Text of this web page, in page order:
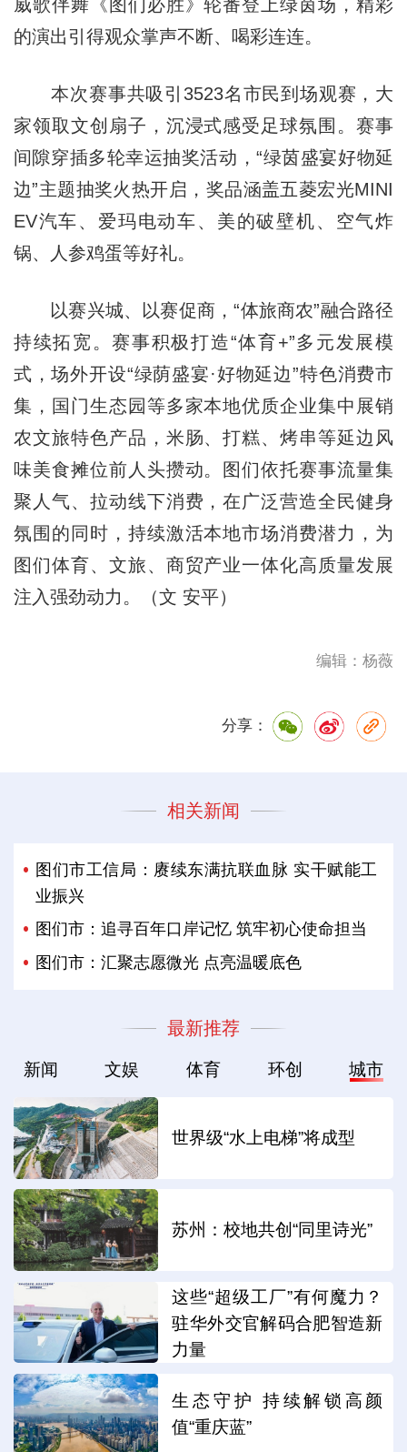
威歌伴舞《图们必胜》轮番登上绿茵场，精彩
的演出引得观众掌声不断、喝彩连连。
本次赛事共吸引3523名市民到场观赛，大
家领取文创扇子，沉浸式感受足球氛围。赛事
间隙穿插多轮幸运抽奖活动，“绿茵盛宴好物延
边”主题抽奖火热开启，奖品涵盖五菱宏光MINI
EV汽车、爱玛电动车、美的破壁机、空气炸
锅、人参鸡蛋等好礼。
以赛兴城、以赛促商，“体旅商农”融合路径
持续拓宽。赛事积极打造“体育+”多元发展模
式，场外开设“绿荫盛宴·好物延边”特色消费市
集，国门生态园等多家本地优质企业集中展销
农文旅特色产品，米肠、打糕、烤串等延边风
味美食摊位前人头攒动。图们依托赛事流量集
聚人气、拉动线下消费，在广泛营造全民健身
氛围的同时，持续激活本地市场消费潜力，为
图们体育、文旅、商贸产业一体化高质量发展
注入强劲动力。（文 安平）
编辑：杨薇
分享：
相关新闻
图们市工信局：赓续东满抗联血脉 实干赋能工
业振兴
图们市：追寻百年口岸记忆 筑牢初心使命担当
图们市：汇聚志愿微光 点亮温暖底色
最新推荐
新闻 文娱 体育 环创 城市
世界级“水上电梯”将成型
苏州：校地共创“同里诗光”
这些“超级工厂”有何魔力？
驻华外交官解码合肥智造新
力量
生态守护 持续解锁高颜
值“重庆蓝”